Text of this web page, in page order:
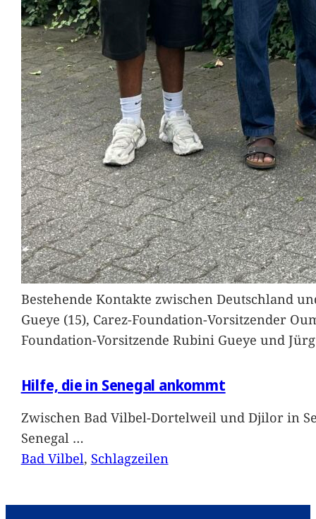
Bestehende Kontakte zwischen Deutschland
Gueye (15), Carez-Foundation-Vorsitzender
Foundation-Vorsitzende Rubini Gueye und
Hilfe, die in Senegal ankommt
Zwischen Bad Vilbel-Dortelweil und Djilor in
Senegal …
Bad Vilbel, Schlagzeilen